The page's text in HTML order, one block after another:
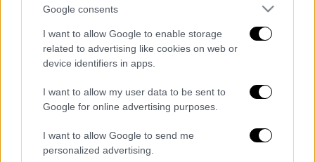
Google consents
I want to allow Google to enable storage
related to advertising like cookies on web or
device identifiers in apps.
I want to allow my user data to be sent to
Google for online advertising purposes.
I want to allow Google to send me
personalized advertising.
Φωτιά σε δασική έκταση στον
Κινίδαρο Νάξου
Συνδρομή παρέχουνμηχανήματα έργου και
υδροφόρες ΟΤΑ.
#Πυρκαγιάσε αγροτική έκταση στην